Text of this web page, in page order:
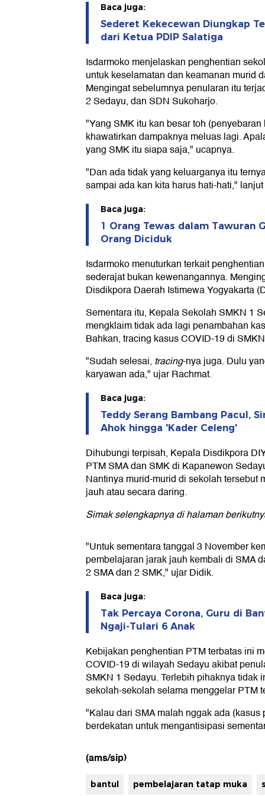
Baca juga:
Sederet Kekecewan Diungkap
dari Ketua PDIP Salatiga
Isdarmoko menjelaskan penghentian
untuk keselamatan dan keamanan murid
Mengingat sebelumnya penularan itu
2 Sedayu, dan SDN Sukoharjo.
"Yang SMK itu kan besar toh
khawatirkan dampaknya meluas lagi.
yang SMK itu siapa saja," ucapnya.
"Dan ada tidak yang keluarganya itu
sampai ada kan kita harus hati-hati,"
Baca juga:
1 Orang Tewas dalam Tawuran
Orang Diciduk
Isdarmoko menuturkan terkait
sederajat bukan kewenangannya.
Disdikpora Daerah Istimewa Yogyakarta
Sementara itu, Kepala Sekolah SMKN 1
mengklaim tidak ada lagi penambahan
Bahkan, tracing kasus COVID-19 di
"Sudah selesai, tracing-nya juga. Dulu
karyawan ada," ujar Rachmat.
Baca juga:
Teddy Serang Bambang Pacul,
Ahok hingga 'Kader Celeng'
Dihubungi terpisah, Kepala Disdikpora
PTM SMA dan SMK di Kapanewon
Nantinya murid-murid di sekolah tersebut
jauh atau secara daring.
Simak selengkapnya di halaman
"Untuk sementara tanggal 3 November
pembelajaran jarak jauh kembali di SMA
2 SMA dan 2 SMK," ujar Didik.
Baca juga:
Tak Percaya Corona, Guru di
Ngaji-Tulari 6 Anak
Kebijakan penghentian PTM terbatas ini
COVID-19 di wilayah Sedayu akibat
SMKN 1 Sedayu. Terlebih pihaknya tidak
sekolah-sekolah selama menggelar PTM
"Kalau dari SMA malah nggak ada
berdekatan untuk mengantisipasi
(ams/sip)
bantul pembelajaran tatap muka